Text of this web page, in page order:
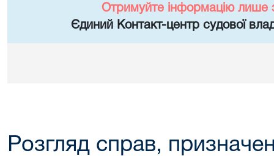
Отримуйте інформацію лише
Єдиний Контакт-центр судової
Розгляд справ,